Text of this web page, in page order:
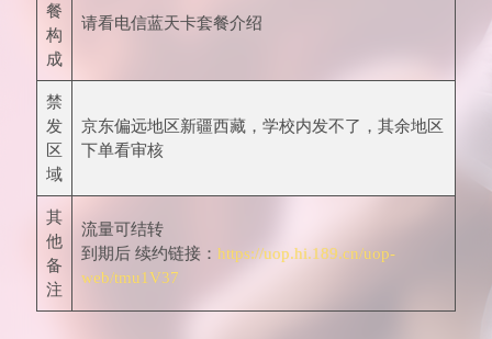
餐
构
成
请看电信蓝天卡套餐介绍
禁
发
区
域
京东偏远地区新疆西藏，学校内发不了，其余地区
下单看审核
其
他
备
注
流量可结转
到期后 续约链接： https://uop.hi.189.cn/uop-
web/tmu1V37